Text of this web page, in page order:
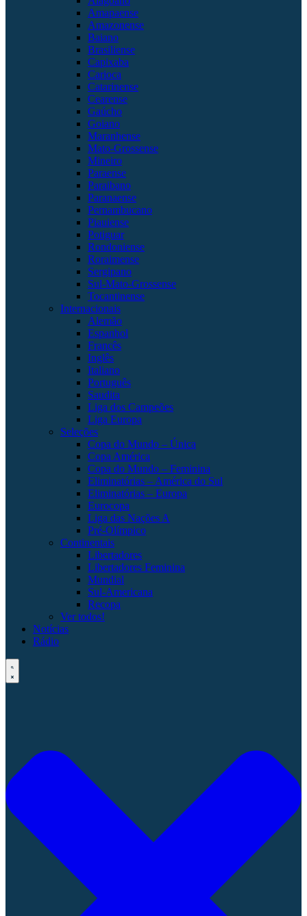
Amapaense
Amazonense
Baiano
Brasiliense
Capixaba
Carioca
Catarinense
Cearense
Gaúcho
Goiano
Maranhense
Mato-Grossense
Mineiro
Paraense
Paraibano
Paranaense
Pernambucano
Piauiense
Potiguar
Rondoniense
Roraimense
Sergipano
Sul-Mato-Grossense
Tocantinense
Internacionais
Alemão
Espanhol
Francês
Inglês
Italiano
Português
Saudita
Liga dos Campeões
Liga Europa
Seleções
Copa do Mundo – Única
Copa América
Copa do Mundo – Feminina
Eliminatórias – América do Sul
Eliminatórias – Europa
Eurocopa
Liga das Nações A
Pré-Olímpico
Continentais
Libertadores
Libertadores Feminina
Mundial
Sul-Americana
Recopa
Ver todos!
Notícias
Rádio